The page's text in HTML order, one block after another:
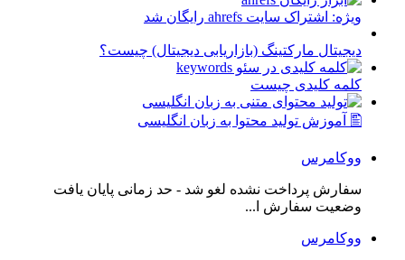
ویژه: اشتراک سایت ahrefs رایگان شد
دیجیتال مارکتینگ (بازاریابی دیجیتال) چیست؟
کلمه کلیدی چیست
🖺 آموزش تولید محتوا به زبان انگلیسی
ووکامرس
سفارش پرداخت نشده لغو شد - حد زمانی پایان یافت
وضعیت سفارش ا...
ووکامرس